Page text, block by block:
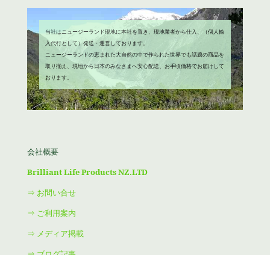
当社はニュージーランド現地に本社を置き、現地業者から仕入、（個人輸
入代行として）発送・運営しております。
ニュージーランドの恵まれた大自然の中で作られた世界でも話題の商品を
取り揃え、現地から日本のみなさまへ安心配送、お手頃価格でお届けして
おります。
会社概要
Brilliant Life Products NZ.LTD
⇒ お問い合せ
⇒ ご利用案内
⇒ メディア掲載